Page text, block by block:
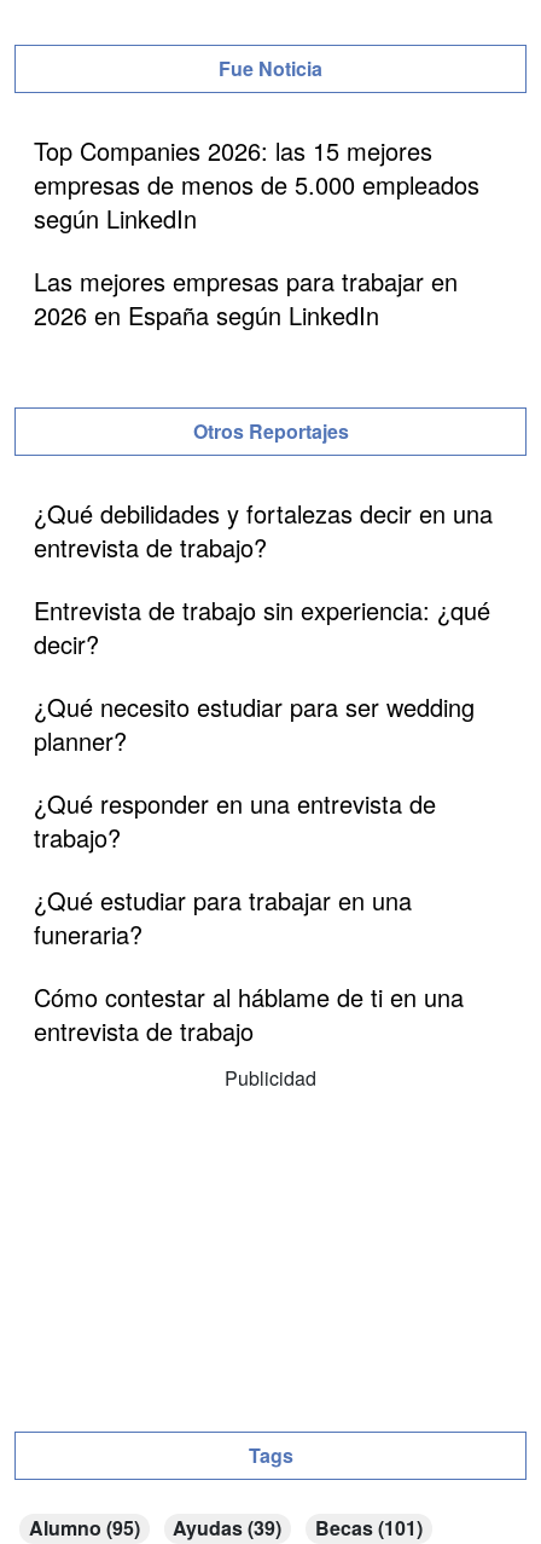
Fue Noticia
Top Companies 2026: las 15 mejores
empresas de menos de 5.000 empleados
según LinkedIn
Las mejores empresas para trabajar en
2026 en España según LinkedIn
Otros Reportajes
¿Qué debilidades y fortalezas decir en una
entrevista de trabajo?
Entrevista de trabajo sin experiencia: ¿qué
decir?
¿Qué necesito estudiar para ser wedding
planner?
¿Qué responder en una entrevista de
trabajo?
¿Qué estudiar para trabajar en una
funeraria?
Cómo contestar al háblame de ti en una
entrevista de trabajo
Publicidad
Tags
Alumno (95) Ayudas (39)
Becas (101)